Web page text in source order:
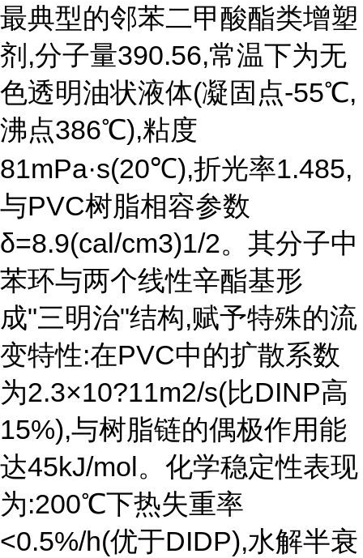
最典型的邻苯二甲酸酯类增塑
剂,分子量390.56,常温下为无
色透明油状液体(凝固点-55℃,
沸点386℃),粘度
81mPa·s(20℃),折光率1.485,
与PVC树脂相容参数
δ=8.9(cal/cm3)1/2。其分子中
苯环与两个线性辛酯基形
成"三明治"结构,赋予特殊的流
变特性:在PVC中的扩散系数
为2.3×10?11m2/s(比DINP高
15%),与树脂链的偶极作用能
达45kJ/mol。化学稳定性表现
为:200℃下热失重率
<0.5%/h(优于DIDP),水解半衰